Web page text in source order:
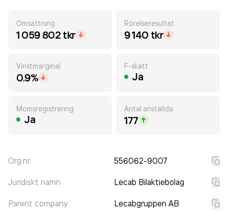
Omsättning
1 059 802 tkr
Rörelseresultat
9 140 tkr
Vinstmarginal
0.9%
F-skatt
Ja
Momsregistrering
Ja
Antal anställda
177
Org.nr. 556062-9007
Juridiskt namn Lecab Bilaktiebolag
Parent company Lecabgruppen AB